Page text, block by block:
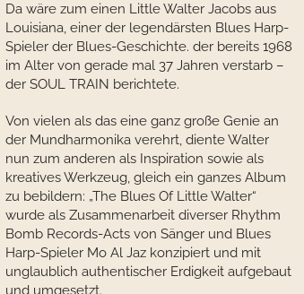
Da wäre zum einen Little Walter Jacobs aus
Louisiana, einer der legendärsten Blues Harp-
Spieler der Blues-Geschichte. der bereits 1968
im Alter von gerade mal 37 Jahren verstarb –
der SOUL TRAIN berichtete.
Von vielen als das eine ganz große Genie an
der Mundharmonika verehrt, diente Walter
nun zum anderen als Inspiration sowie als
kreatives Werkzeug, gleich ein ganzes Album
zu bebildern: „The Blues Of Little Walter“
wurde als Zusammenarbeit diverser Rhythm
Bomb Records-Acts von Sänger und Blues
Harp-Spieler Mo Al Jaz konzipiert und mit
unglaublich authentischer Erdigkeit aufgebaut
und umgesetzt.